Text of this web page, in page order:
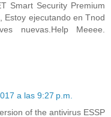
Smart Security Premium
Estoy ejecutando en Tnod
nuevas.Help Meeee.
a las 9:27 p.m.
of the antivirus ESSP